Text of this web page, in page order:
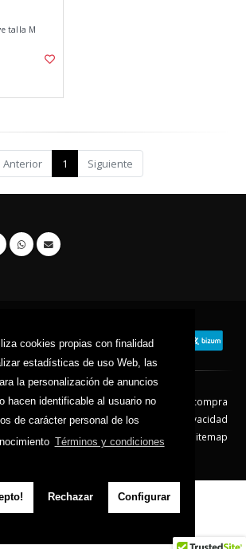
cookies propias con finalidad
estadísticas de uso Web, las
la personalización de anuncios
hacen identificable al usuario no
de carácter personal de los
Términos y condiciones
Rechazar Configurar
talla M
Anterior 1 Siguiente
Aviso Legal
Condiciones de compra
Política de devolución
Política de Privacidad
Política de Cookies
Sitemap